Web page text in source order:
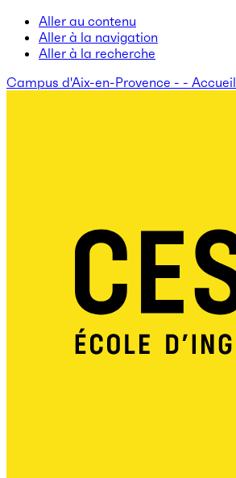
Aller au contenu
Aller à la navigation
Aller à la recherche
Campus d'Aix-en-Provence - - Accueil